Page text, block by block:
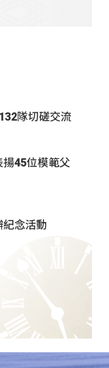
隊切磋交流
揚45位模範父
念活動